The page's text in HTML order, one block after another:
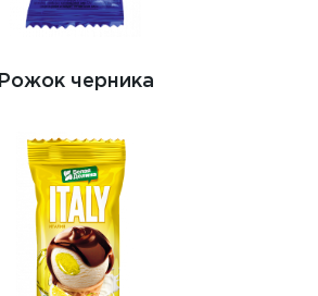
Рожок черника